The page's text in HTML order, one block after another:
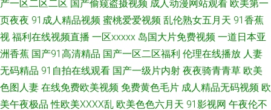
日本a区 草草地址一二三 在线视频第6页 蜜桃视频网站 91原创大神在线观看
91ncom指南 老司机精品网 97福利资源站 91麻豆之闺蜜双飞 影音先锋国产
传媒 九一色交 91网站在线观看视频 色情在线观看 国产青青香蕉在线91 91
精品国产91久久 日韩青青草 超碰97人人操人人摸 91P社区入口 麻豆久久一
产一区二区二区 国产偷窥盗摄视频 成人动漫网站观看 欧美第一
页夜夜 91成人精品视频 蜜桃爱爱视频 乱伦熟女五月天 91香蕉
视 福利在线视频直播 一区xxxxx 岛国大片免费视频 一道日本亚
洲香蕉 国产91高清精品 国产一区二区福利 伦理在线播放 人妻
无码精品 91自拍在线观看 国产一级片内射 夜夜骑青青草 欧美
色图人妻 在线免费欧美视频 免费黄色毛片 成人精品无码视频 欧
美午夜极品 性欧美ⅩⅩⅩⅩ乱 欧美色色六月天 91影视网 午夜伦不